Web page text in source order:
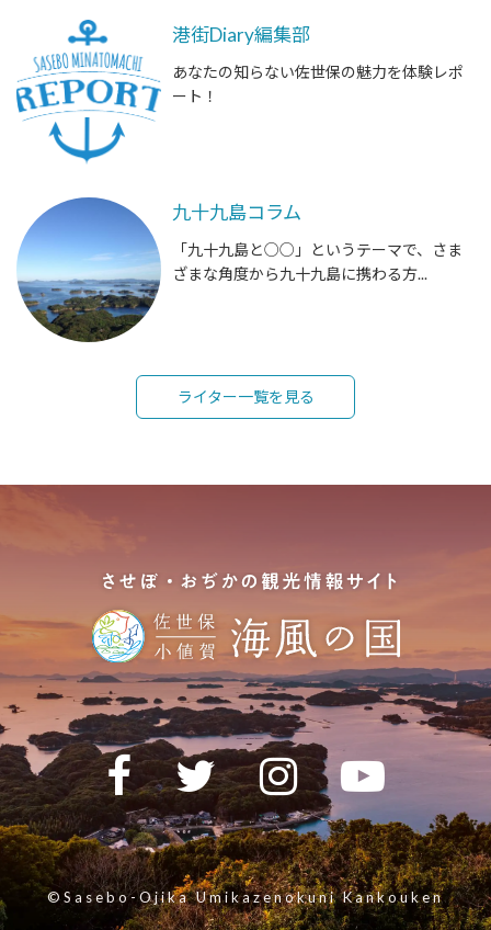
港街Diary編集部
あなたの知らない佐世保の魅力を体験レポ
ート！
九十九島コラム
「九十九島と○○」というテーマで、さま
ざまな角度から九十九島に携わる方...
ライター一覧を見る
©Sasebo-Ojika Umikazenokuni Kankouken